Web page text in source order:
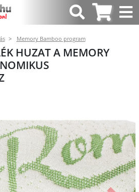
Memory Bamboo program
HUZAT A MEMORY